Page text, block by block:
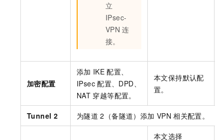
立
IPsec-
VPN 连
接。
加密配置
添加 IKE 配置、
IPsec 配置、DPD、
NAT 穿越等配置。
本文保持默认配
置。
Tunnel 2 为隧道 2（备隧道）添加 VPN 相关配置。
本文选择